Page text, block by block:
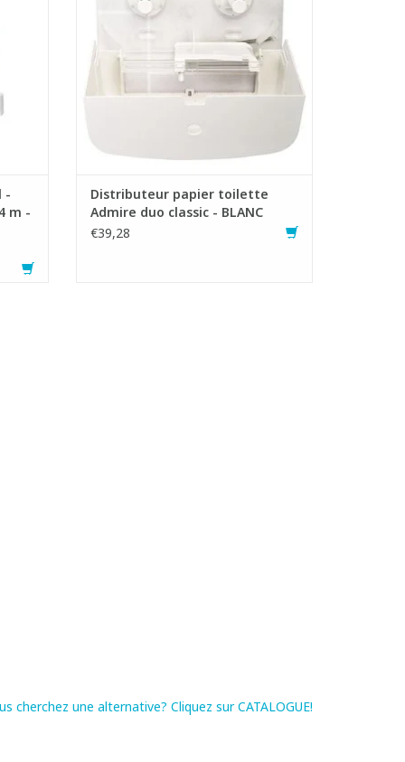
-
m -
- Aucun gaspillage et toujours disponible
- Recharge rapide et facile
- La partie arrière transparente permet
surtout de réu
AJOUTER AU PANIER
Distributeur papier toilette
Admire duo classic - BLANC
€39,28
cherchez une alternative? Cliquez sur CATALOGUE!